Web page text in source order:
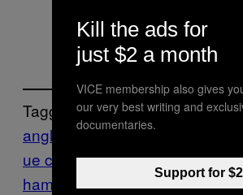
(@FootySuperTips)
2016
Tagged:
angleterre chelsea
ue cup
Sports VICE Sports
ham united
Kill the ads for
just $2 a month
VICE membership also gives
our very best writing and
documentaries.
Support for $2